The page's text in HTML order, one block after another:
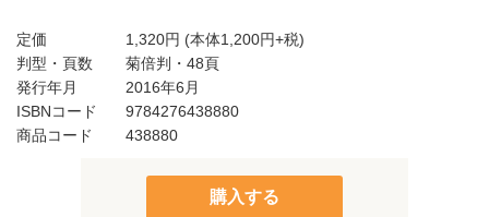
定価 1,320円 (本体1,200円+税)
判型・頁数
菊倍判・48頁
発行年月
2016年6月
ISBNコード
9784276438880
商品コード
438880
購入する